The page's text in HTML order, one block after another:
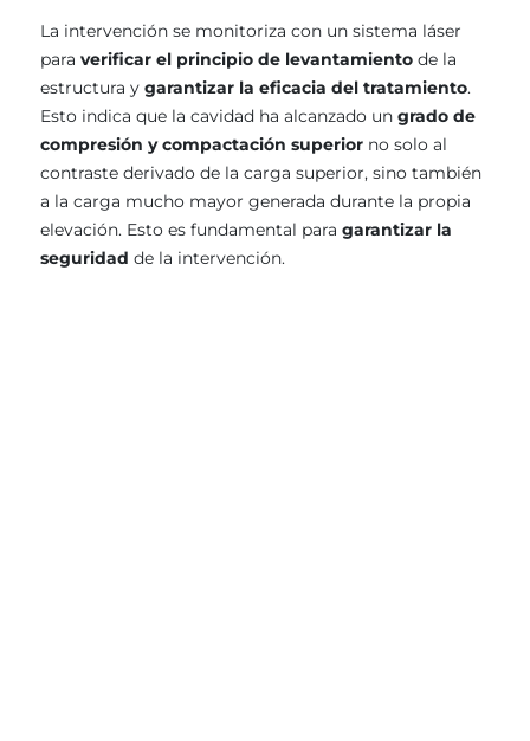
La intervención se monitoriza con un sistema láser
para verificar el principio de levantamiento de la
estructura y garantizar la eficacia del tratamiento.
Esto indica que la cavidad ha alcanzado un grado de
compresión y compactación superior no solo al
contraste derivado de la carga superior, sino también
a la carga mucho mayor generada durante la propia
elevación. Esto es fundamental para garantizar la
seguridad de la intervención.